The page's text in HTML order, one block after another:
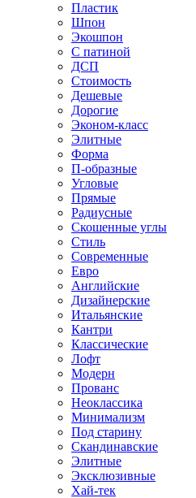
Пластик
Шпон
Экошпон
С патиной
ДСП
Стоимость
Дешевые
Дорогие
Эконом-класс
Элитные
Форма
П-образные
Угловые
Прямые
Радиусные
Скошенные углы
Стиль
Современные
Евро
Английские
Дизайнерские
Итальянские
Кантри
Классические
Лофт
Модерн
Прованс
Неоклассика
Минимализм
Под старину
Скандинавские
Элитные
Эксклюзивные
Хай-тек